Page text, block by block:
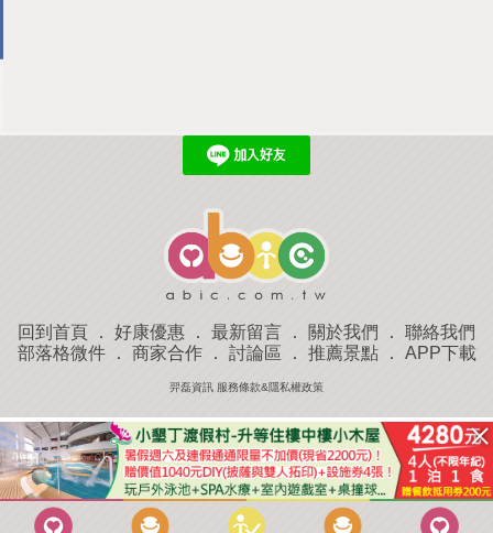
回到首頁 ． 好康優惠 ． 最新留言 ． 關於我們 ． 聯絡我們
部落格微件． 商家合作． 討論區 ． 推薦景點． APP下載
羿磊資訊 服務條款&隱私權政策